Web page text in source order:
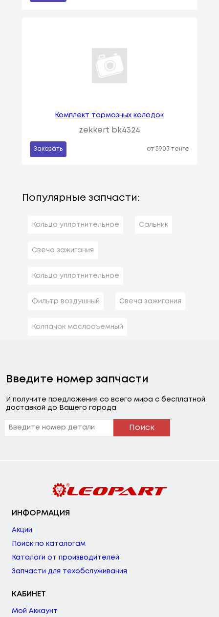
Комплект тормозных колодок
zekkert bk4324
Заказать от 5903 тенге
Популярные запчасти:
Кольцо уплотнительное Сальник
Свеча зажигания
Кольцо уплотнительное
Фильтр воздушный Свеча зажигания
Колпачок маслосъемный
Введите номер запчасти
И получите предложения со всего мира с бесплатной
доставкой до Вашего города
Поиск
ИНФОРМАЦИЯ
Акции
Поиск по каталогам
Каталоги от производителей
Запчасти для техобслуживания
КАБИНЕТ
Мой Аккаунт